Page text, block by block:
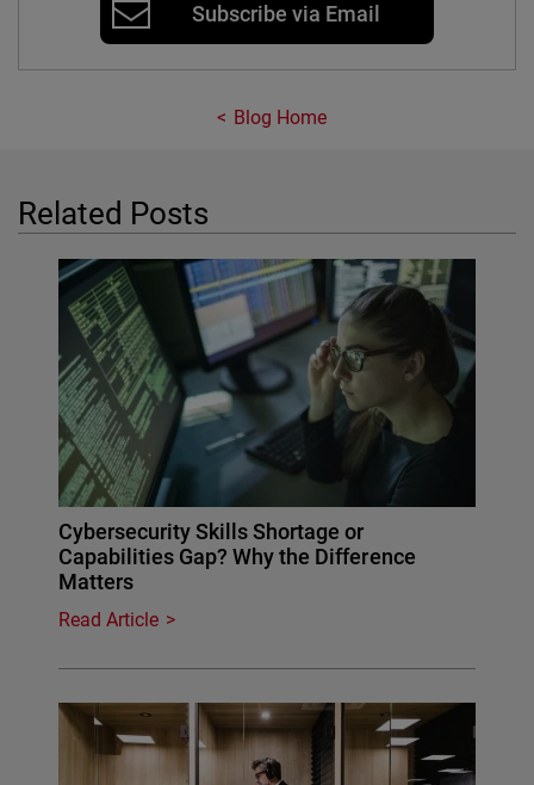
Subscribe via Email
Blog Home
Related Posts
Cybersecurity Skills Shortage or
Capabilities Gap? Why the Difference
Matters
Read Article